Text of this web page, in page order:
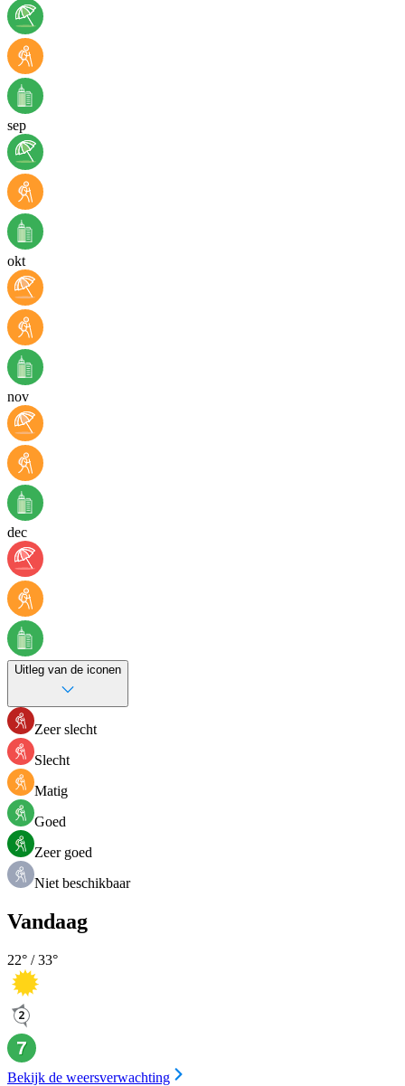
sep
okt
nov
dec
Uitleg van de iconen
Zeer slecht
Slecht
Matig
Goed
Zeer goed
Niet beschikbaar
Vandaag
22° /33°
Bekijk de weersverwachting